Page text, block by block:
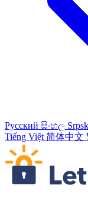
Русский සිංහල
Tiếng Việt 简体中文
Пропустить